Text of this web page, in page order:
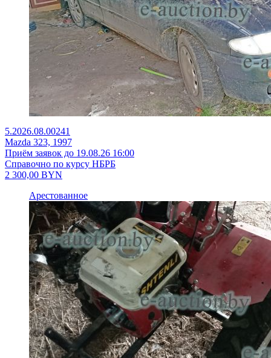
5.2026.08.00241
Mazda 323, 1997
Приём заявок до 19.08.26 16:00
Справочно по курсу НБРБ
2 300,00 BYN
Арестованное